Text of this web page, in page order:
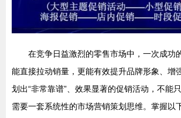
在竞争日益激烈的零售市场中，一次成功
能直接拉动销量，更能有效提升品牌形象、增
划出“非常靠谱”、效果显著的促销活动，不能
需要一套系统性的市场营销策划思维。掌握以